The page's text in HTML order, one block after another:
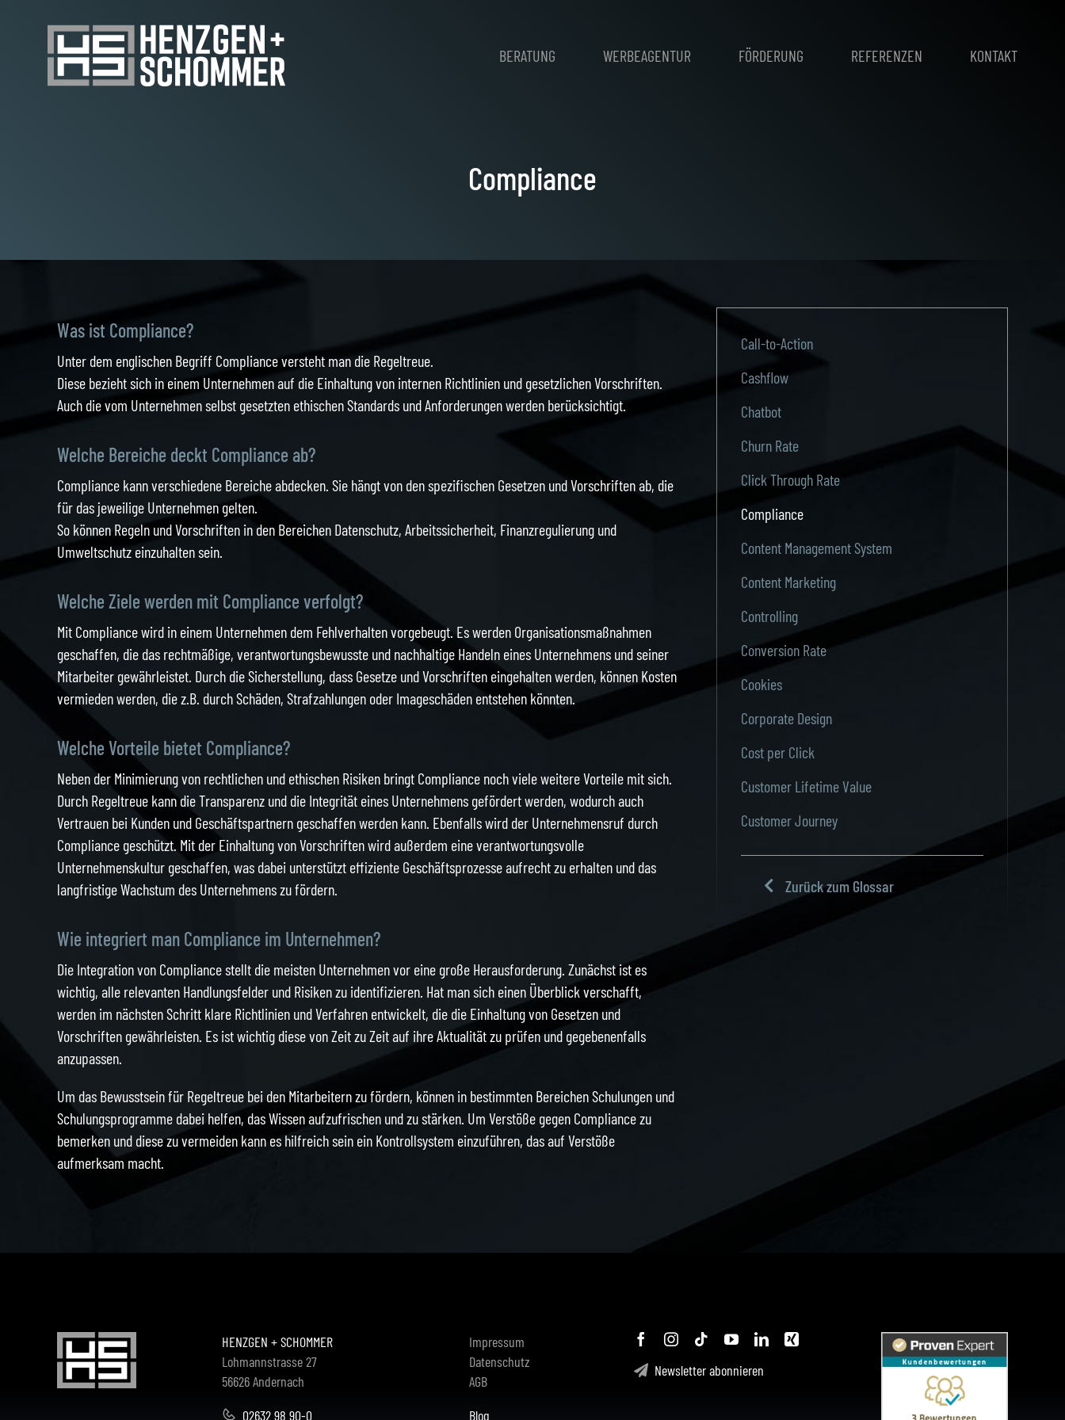
BERATUNG WERBEAGENTUR FÖRDERUNG REFERENZEN KONTAKT
Compliance
Was ist Compliance?
Unter dem englischen Begriff Compliance versteht man die Regeltreue.
Diese bezieht sich in einem Unternehmen auf die Einhaltung von internen Richtlinien und gesetzlichen Vorschriften.
Auch die vom Unternehmen selbst gesetzten ethischen Standards und Anforderungen werden berücksichtigt.
Welche Bereiche deckt Compliance ab?
Compliance kann verschiedene Bereiche abdecken. Sie hängt von den spezifischen Gesetzen und Vorschriften ab, die
für das jeweilige Unternehmen gelten.
So können Regeln und Vorschriften in den Bereichen Datenschutz, Arbeitssicherheit, Finanzregulierung und
Umweltschutz einzuhalten sein.
Welche Ziele werden mit Compliance verfolgt?
Mit Compliance wird in einem Unternehmen dem Fehlverhalten vorgebeugt. Es werden Organisationsmaßnahmen
geschaffen, die das rechtmäßige, verantwortungsbewusste und nachhaltige Handeln eines Unternehmens und seiner
Mitarbeiter gewährleistet. Durch die Sicherstellung, dass Gesetze und Vorschriften eingehalten werden, können Kosten
vermieden werden, die z.B. durch Schäden, Strafzahlungen oder Imageschäden entstehen könnten.
Welche Vorteile bietet Compliance?
Neben der Minimierung von rechtlichen und ethischen Risiken bringt Compliance noch viele weitere Vorteile mit sich.
Durch Regeltreue kann die Transparenz und die Integrität eines Unternehmens gefördert werden, wodurch auch
Vertrauen bei Kunden und Geschäftspartnern geschaffen werden kann. Ebenfalls wird der Unternehmensruf durch
Compliance geschützt. Mit der Einhaltung von Vorschriften wird außerdem eine verantwortungsvolle
Unternehmenskultur geschaffen, was dabei unterstützt effiziente Geschäftsprozesse aufrecht zu erhalten und das
langfristige Wachstum des Unternehmens zu fördern.
Wie integriert man Compliance im Unternehmen?
Die Integration von Compliance stellt die meisten Unternehmen vor eine große Herausforderung. Zunächst ist es
wichtig, alle relevanten Handlungsfelder und Risiken zu identifizieren. Hat man sich einen Überblick verschafft,
werden im nächsten Schritt klare Richtlinien und Verfahren entwickelt, die die Einhaltung von Gesetzen und
Vorschriften gewährleisten. Es ist wichtig diese von Zeit zu Zeit auf ihre Aktualität zu prüfen und gegebenenfalls
anzupassen.
Um das Bewusstsein für Regeltreue bei den Mitarbeitern zu fördern, können in bestimmten Bereichen Schulungen und
Schulungsprogramme dabei helfen, das Wissen aufzufrischen und zu stärken. Um Verstöße gegen Compliance zu
bemerken und diese zu vermeiden kann es hilfreich sein ein Kontrollsystem einzuführen, das auf Verstöße
aufmerksam macht.
Call-to-Action
Cashflow
Chatbot
Churn Rate
Click Through Rate
Compliance
Content Management System
Content Marketing
Controlling
Conversion Rate
Cookies
Corporate Design
Cost per Click
Customer Lifetime Value
Customer Journey
Zurück zum Glossar
HENZGEN + SCHOMMER
Lohmannstrasse 27
56626 Andernach
02632 98 90-0
Impressum
Datenschutz
AGB
Blog
Newsletter abonnieren